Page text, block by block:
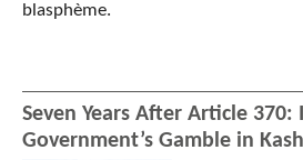
blasphème.
Seven Years After Article 370:
Government’s Gamble in